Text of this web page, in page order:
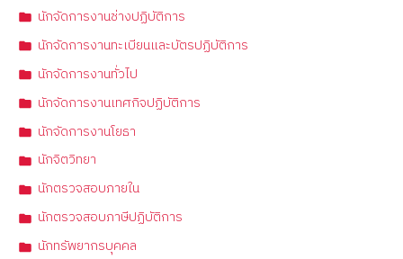
นักจัดการงานช่างปฏิบัติการ
นักจัดการงานทะเบียนและบัตรปฏิบัติการ
นักจัดการงานทั่วไป
นักจัดการงานเทศกิจปฏิบัติการ
นักจัดการงานโยธา
นักจิตวิทยา
นักตรวจสอบภายใน
นักตรวจสอบภาษีปฏิบัติการ
นักทรัพยากรบุคคล